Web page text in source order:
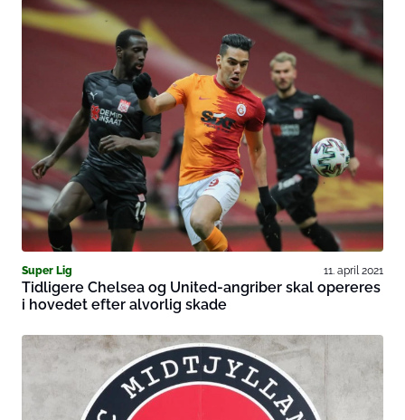
Super Lig 11. april 2021
Tidligere Chelsea og United-angriber skal opereres
i hovedet efter alvorlig skade